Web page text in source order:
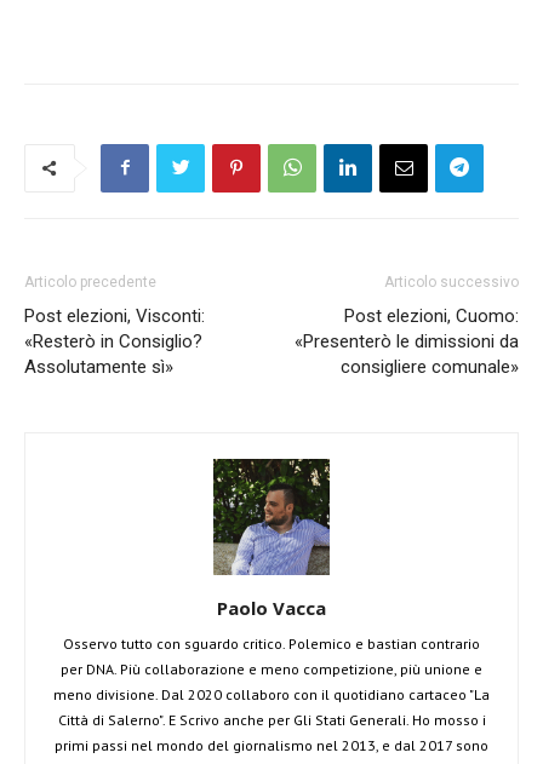
Articolo precedente
Post elezioni, Visconti:
«Resterò in Consiglio?
Assolutamente sì»
Articolo successivo
Post elezioni, Cuomo:
«Presenterò le dimissioni da
consigliere comunale»
Paolo Vacca
Osservo tutto con sguardo critico. Polemico e bastian contrario
per DNA. Più collaborazione e meno competizione, più unione e
meno divisione. Dal 2020 collaboro con il quotidiano cartaceo "La
Città di Salerno". E Scrivo anche per Gli Stati Generali. Ho mosso i
primi passi nel mondo del giornalismo nel 2013, e dal 2017 sono